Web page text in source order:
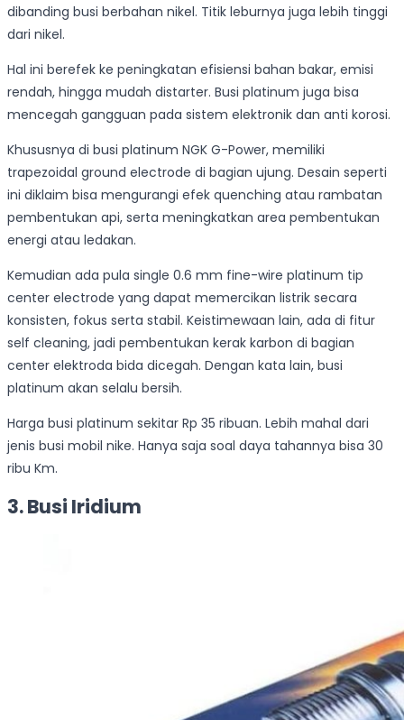
dibanding busi berbahan nikel. Titik leburnya juga lebih tinggi
dari nikel.
Hal ini berefek ke peningkatan efisiensi bahan bakar, emisi
rendah, hingga mudah distarter. Busi platinum juga bisa
mencegah gangguan pada sistem elektronik dan anti korosi.
Khususnya di busi platinum NGK G-Power, memiliki
trapezoidal ground electrode di bagian ujung. Desain seperti
ini diklaim bisa mengurangi efek quenching atau rambatan
pembentukan api, serta meningkatkan area pembentukan
energi atau ledakan.
Kemudian ada pula single 0.6 mm fine-wire platinum tip
center electrode yang dapat memercikan listrik secara
konsisten, fokus serta stabil. Keistimewaan lain, ada di fitur
self cleaning, jadi pembentukan kerak karbon di bagian
center elektroda bida dicegah. Dengan kata lain, busi
platinum akan selalu bersih.
Harga busi platinum sekitar Rp 35 ribuan. Lebih mahal dari
jenis busi mobil nike. Hanya saja soal daya tahannya bisa 30
ribu Km.
3. Busi Iridium